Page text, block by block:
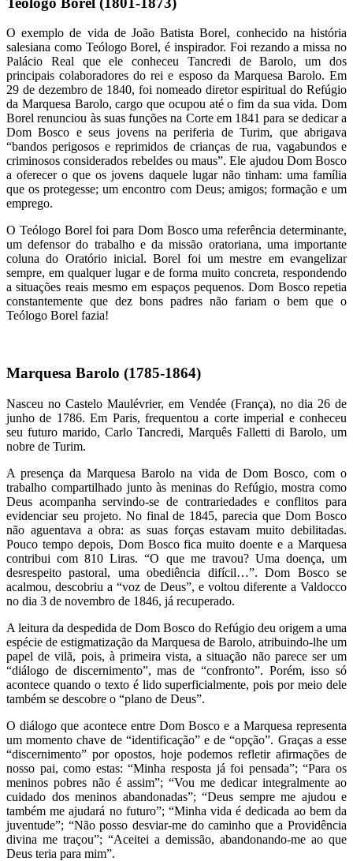
O exemplo de vida de João Batista Borel, conhecido na história
salesiana como Teólogo Borel, é inspirador. Foi rezando a missa no
Palácio Real que ele conheceu Tancredi de Barolo, um dos
principais colaboradores do rei e esposo da Marquesa Barolo. Em
29 de dezembro de 1840, foi nomeado diretor espiritual do Refúgio
da Marquesa Barolo, cargo que ocupou até o fim da sua vida. Dom
Borel renunciou às suas funções na Corte em 1841 para se dedicar a
Dom Bosco e seus jovens na periferia de Turim, que abrigava
“bandos perigosos e reprimidos de crianças de rua, vagabundos e
criminosos considerados rebeldes ou maus”. Ele ajudou Dom Bosco
a oferecer o que os jovens daquele lugar não tinham: uma família
que os protegesse; um encontro com Deus; amigos; formação e um
emprego.
O Teólogo Borel foi para Dom Bosco uma referência determinante,
um defensor do trabalho e da missão oratoriana, uma importante
coluna do Oratório inicial. Borel foi um mestre em evangelizar
sempre, em qualquer lugar e de forma muito concreta, respondendo
a situações reais mesmo em espaços pequenos. Dom Bosco repetia
constantemente que dez bons padres não fariam o bem que o
Teólogo Borel fazia!
Marquesa Barolo (1785-1864)
Nasceu no Castelo Maulévrier, em Vendée (França), no dia 26 de
junho de 1786. Em Paris, frequentou a corte imperial e conheceu
seu futuro marido, Carlo Tancredi, Marquês Falletti di Barolo, um
nobre de Turim.
A presença da Marquesa Barolo na vida de Dom Bosco, com o
trabalho compartilhado junto às meninas do Refúgio, mostra como
Deus acompanha servindo-se de contrariedades e conflitos para
evidenciar seu projeto. No final de 1845, parecia que Dom Bosco
não aguentava a obra: as suas forças estavam muito debilitadas.
Pouco tempo depois, Dom Bosco fica muito doente e a Marquesa
contribui com 810 Liras. “O que me travou? Uma doença, um
desrespeito pastoral, uma obediência difícil…”. Dom Bosco se
acalmou, descobriu a “voz de Deus”, e voltou diferente a Valdocco
no dia 3 de novembro de 1846, já recuperado.
A leitura da despedida de Dom Bosco do Refúgio deu origem a uma
espécie de estigmatização da Marquesa de Barolo, atribuindo-lhe um
papel de vilã, pois, à primeira vista, a situação não parece ser um
“diálogo de discernimento”, mas de “confronto”. Porém, isso só
acontece quando o texto é lido superficialmente, pois por meio dele
também se descobre o “plano de Deus”.
O diálogo que acontece entre Dom Bosco e a Marquesa representa
um momento chave de “identificação” e de “opção”. Graças a esse
“discernimento” por opostos, hoje podemos refletir afirmações de
nosso pai, como estas: “Minha resposta já foi pensada”; “Para os
meninos pobres não é assim”; “Vou me dedicar integralmente ao
cuidado dos meninos abandonadas”; “Deus sempre me ajudou e
também me ajudará no futuro”; “Minha vida é dedicada ao bem da
juventude”; “Não posso desviar-me do caminho que a Providência
divina me traçou”; “Aceitei a demissão, abandonando-me ao que
Deus teria para mim”.